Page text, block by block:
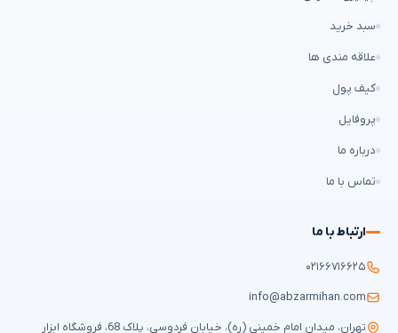
سبد خرید
علاقه مندی ها
کیف پول
پروفایل
درباره ما
تماس با ما
ارتباط با ما
۰۲۱۶۶۷۱۶۶۲۵
info@abzarmihan.com
تهران، میدان امام خمینی (ره)، خیابان فردوسی، پلاک 68، فروشگاه ابزار